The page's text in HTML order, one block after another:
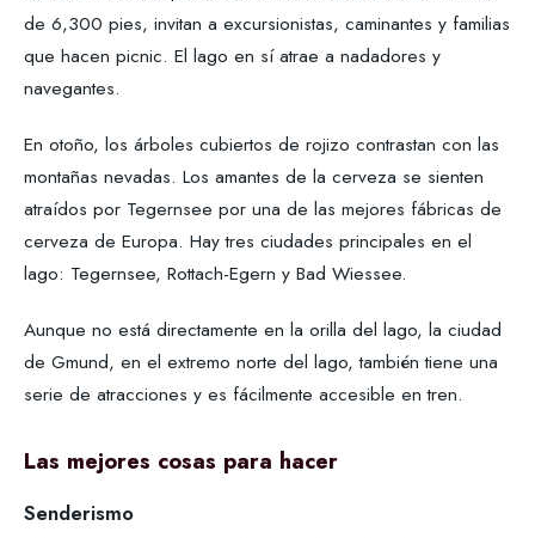
de 6,300 pies, invitan a excursionistas, caminantes y familias
que hacen picnic. El lago en sí atrae a nadadores y
navegantes.
En otoño, los árboles cubiertos de rojizo contrastan con las
montañas nevadas. Los amantes de la cerveza se sienten
atraídos por Tegernsee por una de las mejores fábricas de
cerveza de Europa. Hay tres ciudades principales en el
lago: Tegernsee, Rottach-Egern y Bad Wiessee.
Aunque no está directamente en la orilla del lago, la ciudad
de Gmund, en el extremo norte del lago, también tiene una
serie de atracciones y es fácilmente accesible en tren.
Las mejores cosas para hacer
Senderismo